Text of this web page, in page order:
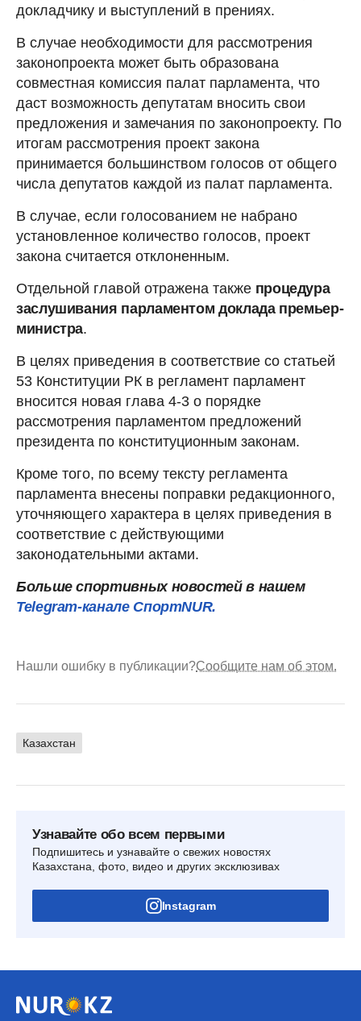
докладчику и выступлений в прениях.
В случае необходимости для рассмотрения
законопроекта может быть образована
совместная комиссия палат парламента, что
даст возможность депутатам вносить свои
предложения и замечания по законопроекту. По
итогам рассмотрения проект закона
принимается большинством голосов от общего
числа депутатов каждой из палат парламента.
В случае, если голосованием не набрано
установленное количество голосов, проект
закона считается отклоненным.
Отдельной главой отражена также процедура
заслушивания парламентом доклада премьер-
министра.
В целях приведения в соответствие со статьей
53 Конституции РК в регламент парламент
вносится новая глава 4-3 о порядке
рассмотрения парламентом предложений
президента по конституционным законам.
Кроме того, по всему тексту регламента
парламента внесены поправки редакционного,
уточняющего характера в целях приведения в
соответствие с действующими
законодательными актами.
Больше спортивных новостей в нашем
Telegram-канале СпортNUR.
Нашли ошибку в публикации?Сообщите нам об этом.
Казахстан
Узнавайте обо всем первыми
Подпишитесь и узнавайте о свежих новостях
Казахстана, фото, видео и других эксклюзивах
Instagram